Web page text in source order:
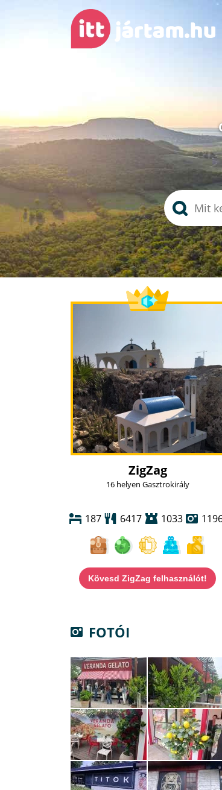
ZigZag
16 helyen Gasztrokirály
187 6417 1033
Kövesd ZigZag felhasználót!
FOTÓI